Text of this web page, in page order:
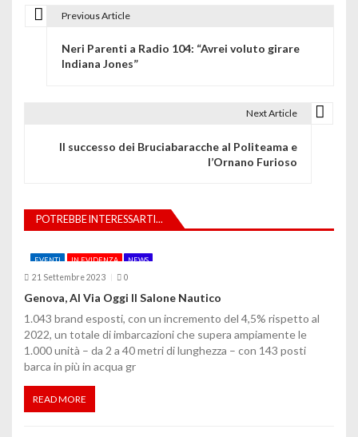
i
o
n
e
a
r
Previous Article
Neri Parenti a Radio 104: “Avrei voluto girare
Indiana Jones”
Next Article
Il successo dei Bruciabaracche al Politeama e
l’Ornano Furioso
POTREBBE INTERESSARTI...
EVENTI IN EVIDENZA NEWS
21 Settembre 2023 0
Genova, Al Via Oggi Il Salone Nautico
1.043 brand esposti, con un incremento del 4,5% rispetto al
2022, un totale di imbarcazioni che supera ampiamente le
1.000 unità – da 2 a 40 metri di lunghezza – con 143 posti
barca in più in acqua gr
READ MORE